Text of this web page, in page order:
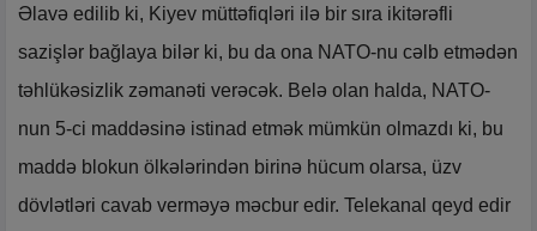
Əlavə edilib ki, Kiyev müttəfiqləri ilə bir sıra ikitərəfli
sazişlər bağlaya bilər ki, bu da ona NATO-nu cəlb etmədən
təhlükəsizlik zəmanəti verəcək. Belə olan halda, NATO-
nun 5-ci maddəsinə istinad etmək mümkün olmazdı ki, bu
maddə blokun ölkələrindən birinə hücum olarsa, üzv
dövlətləri cavab verməyə məcbur edir. Telekanal qeyd edir